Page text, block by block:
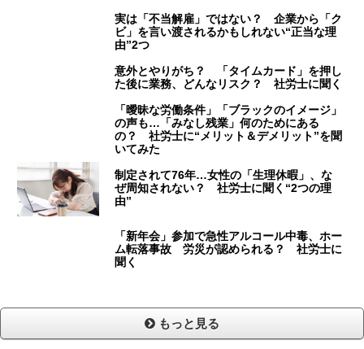
実は「不当解雇」ではない？ 企業から「ク
ビ」を言い渡されるかもしれない“正当な理
由”2つ
意外とやりがち？ 「タイムカード」を押し
た後に業務、どんなリスク？ 社労士に聞く
「曖昧な労働条件」「ブラックのイメージ」
の声も…「みなし残業」何のためにある
の？ 社労士に“メリット＆デメリット”を聞
いてみた
制定されて76年…女性の「生理休暇」、な
ぜ周知されない？ 社労士に聞く“2つの理
由”
「新年会」参加で急性アルコール中毒、ホー
ム転落事故 労災が認められる？ 社労士に
聞く
もっと見る